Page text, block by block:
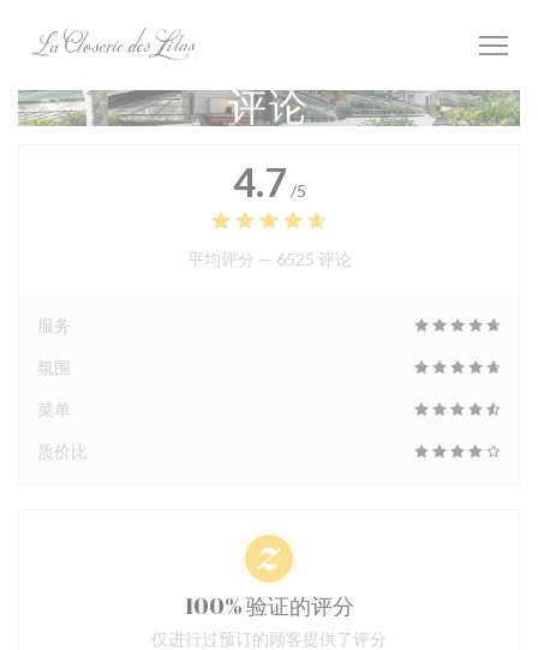
评论
4.7 /5
平均评分 — 6525 评论
服务
氛围
菜单
质价比
100% 验证的评分
仅进行过预订的顾客提供了评分